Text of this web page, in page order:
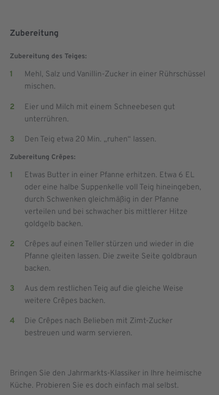
Zubereitung
Zubereitung des Teiges:
Mehl, Salz und Vanillin-Zucker in einer Rührschüssel
mischen.
Eier und Milch mit einem Schneebesen gut
unterrühren.
Den Teig etwa 20 Min. „ruhen“ lassen.
Zubereitung Crêpes:
Etwas Butter in einer Pfanne erhitzen. Etwa 6 EL
oder eine halbe Suppenkelle voll Teig hineingeben,
durch Schwenken gleichmäßig in der Pfanne
verteilen und bei schwacher bis mittlerer Hitze
goldgelb backen.
Crêpes auf einen Teller stürzen und wieder in die
Pfanne gleiten lassen. Die zweite Seite goldbraun
backen.
Aus dem restlichen Teig auf die gleiche Weise
weitere Crêpes backen.
Die Crêpes nach Belieben mit Zimt-Zucker
bestreuen und warm servieren.
Bringen Sie den Jahrmarkts-Klassiker in Ihre heimische
Küche. Probieren Sie es doch einfach mal selbst.